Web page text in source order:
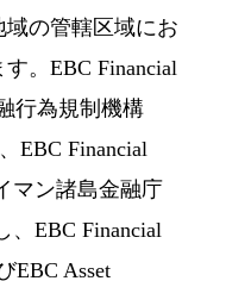
域の管轄区域にお
。EBC Financial
行為規制機構
EBC Financial
マン諸島金融庁
EBC Financial
EBC Asset